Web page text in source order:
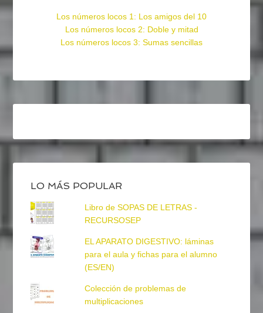
Los números locos 1: Los amigos del 10
Los números locos 2: Doble y mitad
Los números locos 3: Sumas sencillas
LO MÁS POPULAR
Libro de SOPAS DE LETRAS -
RECURSOSEP
EL APARATO DIGESTIVO: láminas
para el aula y fichas para el alumno
(ES/EN)
Colección de problemas de
multiplicaciones